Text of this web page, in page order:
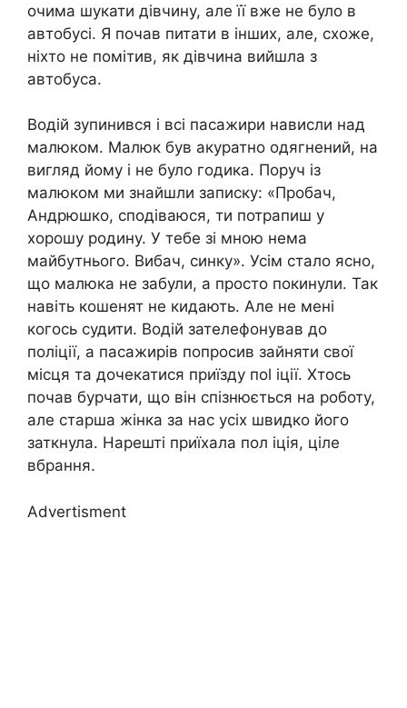
очима шукати дівчину, але її вже не було в
автобусі. Я почав питати в інших, але, схоже,
ніхто не помітив, як дівчина вийшла з
автобуса.
Водій зупинився і всі пасажири нависли над
малюком. Малюк був акуратно одягнений, на
вигляд йому і не було годика. Поруч із
малюком ми знайшли записку: «Пробач,
Андрюшко, сподіваюся, ти потрапиш у
хорошу родину. У тебе зі мною нема
майбутнього. Вибач, синку». Усім стало ясно,
що малюка не забули, а просто покинули. Так
навіть кошенят не кидають. Але не мені
когось судити. Водій зателефонував до
поліції, а пасажирів попросив зайняти свої
місця та дочекатися приїзду поl іції. Хтось
почав бурчати, що він спізнюється на роботу,
але старша жінка за нас усіх швидко його
заткнула. Нарешті приїхала пол iція, ціле
вбрання.
Advertisment